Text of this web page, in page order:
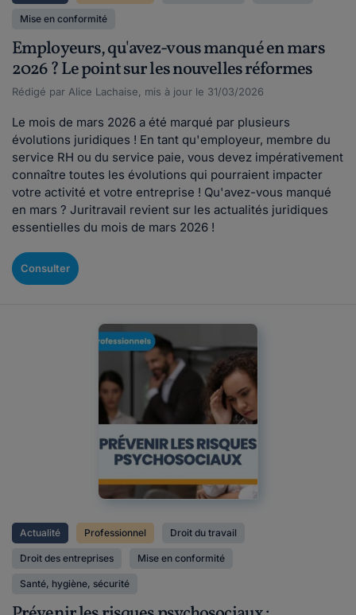
Mise en conformité
Employeurs, qu'avez-vous manqué en mars
2026 ? Le point sur les nouvelles réformes
Rédigé par Alice Lachaise, mis à jour le 31/03/2026
Le mois de mars 2026 a été marqué par plusieurs
évolutions juridiques ! En tant qu'employeur, membre du
service RH ou du service paie, vous devez impérativement
connaître toutes les évolutions qui pourraient impacter
votre activité et votre entreprise ! Qu'avez-vous manqué
en mars ? Juritravail revient sur les actualités juridiques
essentielles du mois de mars 2026 !
Consulter
Actualité Professionnel Droit du travail
Droit des entreprises Mise en conformité
Santé, hygiène, sécurité